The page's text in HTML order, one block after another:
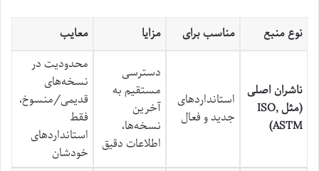
نوع منبع مناسب برای مزایا معایب
ناشران اصلی
(مثل ISO,
ASTM)
استانداردهای
جدید و فعال
دسترسی
مستقیم به
آخرین
نسخه‌ها،
اطلاعات دقیق
محدودیت در
نسخه‌های
قدیمی/منسوخ،
فقط
استانداردهای
خودشان